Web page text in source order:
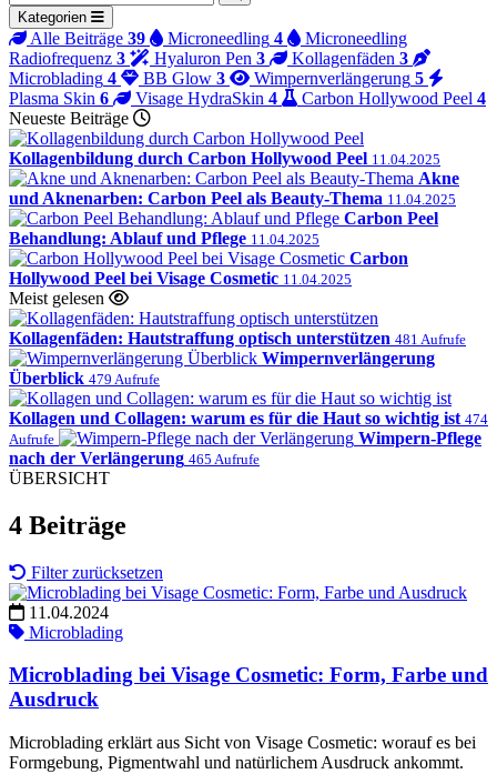
Kategorien
Alle Beiträge 39 Microneedling 4
Microneedling
Radiofrequenz 3 Hyaluron Pen 3 Kollagenfäden 3
Microblading 4 BB Glow 3 Wimpernverlängerung 5
Plasma Skin 6 Visage HydraSkin 4 Carbon Hollywood Peel 4
Neueste Beiträge
Kollagenbildung durch Carbon Hollywood Peel 11.04.2025
Akne
und Aknenarben: Carbon Peel als Beauty-Thema 11.04.2025
Carbon Peel
Behandlung: Ablauf und Pflege 11.04.2025
Carbon
Hollywood Peel bei Visage Cosmetic 11.04.2025
Meist gelesen
Kollagenfäden: Hautstraffung optisch unterstützen 481 Aufrufe
Wimpernverlängerung
Überblick 479 Aufrufe
Kollagen und Collagen: warum es für die Haut so wichtig ist 474
Aufrufe
Wimpern-Pflege
nach der Verlängerung 465 Aufrufe
ÜBERSICHT
4 Beiträge
Filter zurücksetzen
11.04.2024
Microblading
Microblading bei Visage Cosmetic: Form, Farbe und
Ausdruck
Microblading erklärt aus Sicht von Visage Cosmetic: worauf es bei
Formgebung, Pigmentwahl und natürlichem Ausdruck ankommt.